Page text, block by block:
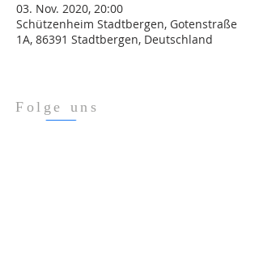
03. Nov. 2020, 20:00
Schützenheim Stadtbergen, Gotenstraße
1A, 86391 Stadtbergen, Deutschland
Folge uns